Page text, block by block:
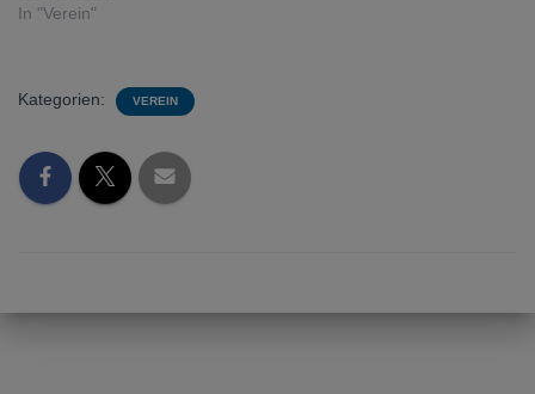
siegt im Augsburger
werden Südbayerischer
ADAC-BMX-
1992Ralf Teltscher kam bei
der Wahl „Sportidealisten
des Jahres“ auf den 5.
In "Verein"
Kategorien: VEREIN